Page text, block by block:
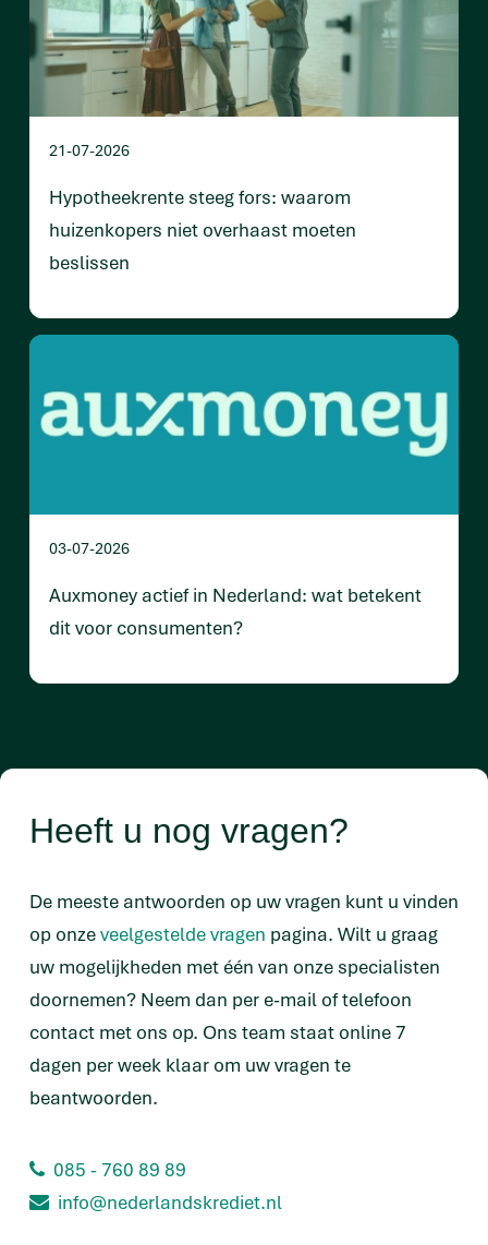
21-07-2026
Hypotheekrente steeg fors: waarom
huizenkopers niet overhaast moeten
beslissen
03-07-2026
Auxmoney actief in Nederland: wat betekent
dit voor consumenten?
Heeft u nog vragen?
De meeste antwoorden op uw vragen kunt u vinden
op onzeveelgestelde vragen pagina. Wilt u graag
uw mogelijkheden met één van onze specialisten
doornemen? Neem dan per e-mail of telefoon
contact met ons op. Ons team staat online 7
dagen per week klaar om uw vragen te
beantwoorden.
085 - 760 89 89
info@nederlandskrediet.nl